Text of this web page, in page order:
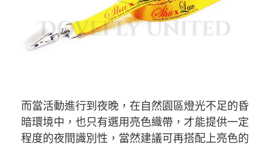
而當活動進行到夜晚，在自然園區燈光不足的昏
暗環境中，也只有選用亮色織帶，才能提供一定
程度的夜間識別性，當然建議可再搭配上亮色的